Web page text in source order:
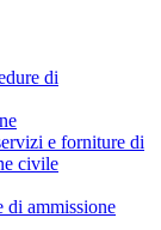
di
e forniture di
civile
di ammissione